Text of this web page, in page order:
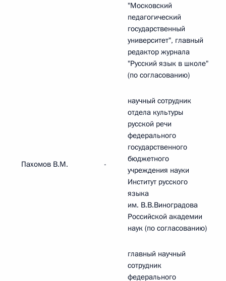
"Московский
педагогический
государственный
университет", главный
редактор журнала
"Русский язык в школе"
(по согласованию)
Пахомов В.М. -
научный сотрудник
отдела культуры
русской речи
федерального
государственного
бюджетного
учреждения науки
Институт русского
языка
им. В.В.Виноградова
Российской академии
наук (по согласованию)
главный научный
сотрудник
федерального